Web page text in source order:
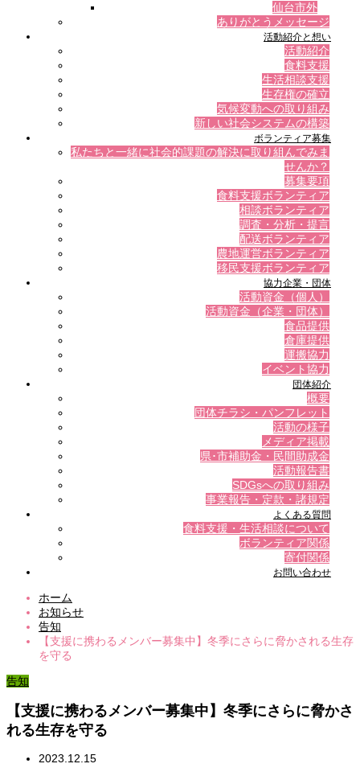
仙台市外
ありがとうメッセージ
活動紹介と想い
活動紹介
食料支援
生活相談支援
生存権の確立
気候変動への取り組み
新しい社会システムの構築
ボランティア募集
私たちと一緒に社会的課題の解決に取り組んでみま
せんか？
募集要項
食料支援ボランティア
相談ボランティア
調査・分析・提言
配送ボランティア
農地運営ボランティア
移民支援ボランティア
協力企業・団体
活動資金（個人）
活動資金（企業・団体）
食品提供
倉庫提供
運搬協力
イベント協力
団体紹介
概要
団体チラシ・パンフレット
活動の様子
メディア掲載
県･市補助金・民間助成金
活動報告書
SDGsへの取り組み
事業報告・定款・諸規定
よくある質問
食料支援・生活相談について
ボランティア関係
寄付関係
お問い合わせ
ホーム
お知らせ
告知
【支援に携わるメンバー募集中】冬季にさらに脅かされる生存
を守る
告知
【支援に携わるメンバー募集中】冬季にさらに脅かさ
れる生存を守る
2023.12.15